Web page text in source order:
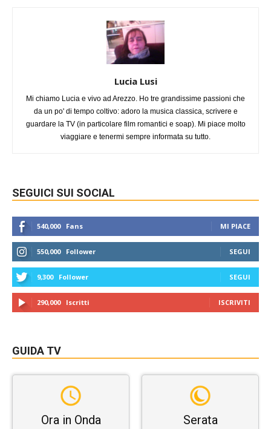
Lucia Lusi
Mi chiamo Lucia e vivo ad Arezzo. Ho tre grandissime passioni che
da un po' di tempo coltivo: adoro la musica classica, scrivere e
guardare la TV (in particolare film romantici e soap). Mi piace molto
viaggiare e tenermi sempre informata su tutto.
SEGUICI SUI SOCIAL
540,000 Fans MI PIACE
550,000 Follower SEGUI
9,300 Follower SEGUI
290,000 Iscritti ISCRIVITI
GUIDA TV
Ora in Onda Serata